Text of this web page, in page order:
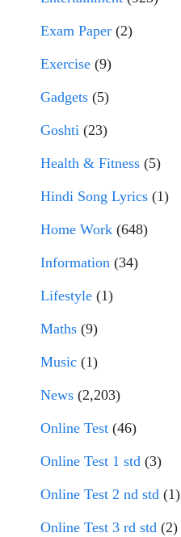
Exam Paper (2)
Exercise (9)
Gadgets (5)
Goshti (23)
Health & Fitness (5)
Hindi Song Lyrics (1)
Home Work (648)
Information (34)
Lifestyle (1)
Maths (9)
Music (1)
News (2,203)
Online Test (46)
Online Test 1 std (3)
Online Test 2 nd std (1)
Online Test 3 rd std (2)